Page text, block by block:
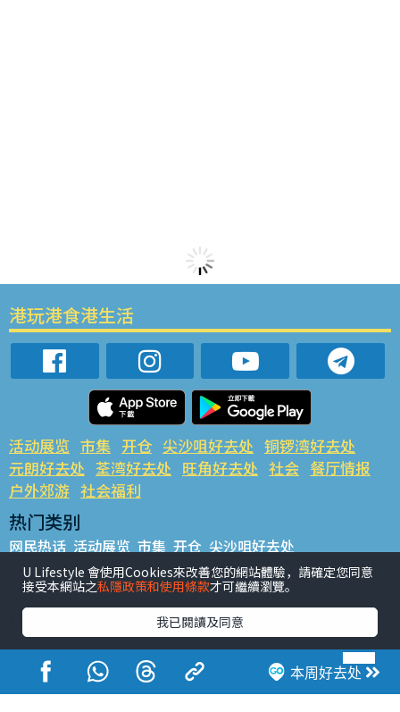
本周好去处
港玩港食港生活
活动展览 市集 开仓 尖沙咀好去处 铜锣湾好去处
元朗好去处 荃湾好去处 旺角好去处 社会 餐厅情报
户外郊游 社会福利
热门类别
网民热话 活动展览 市集 开仓 尖沙咀好去处
铜锣湾好去处 元朗好去处 荃湾好去处 旺角好去处 社会
餐厅情报 户外郊游
热门标签
#UGO揾好去处 #人气活动推介 #美食社群热话
#亲子玩乐好去处
#ULifestyle应用程式
#限时抢
#UJetso礼物放送
#ULifestyle商户中心 #著数 #网络热话
U Lifestyle 會使用Cookies來改善您的網站體驗，請確定您同意
接受本網站之私隱政策和使用條款才可繼續瀏覽。
我已閱讀及同意